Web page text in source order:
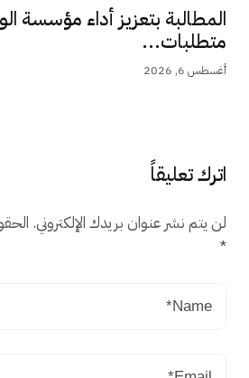
المطالبة بتعزيز أداء مؤسسة
متطلبات...
أغسطس 6, 2026
اترك تعليقاً
لن يتم نشر عنوان بريدك الإلكتروني.
*